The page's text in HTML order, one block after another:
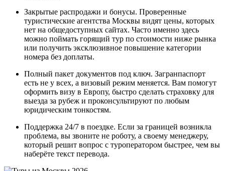
Закрытые распродажи и бонусы. Проверенные
туристические агентства Москвы видят цены, которых
нет на общедоступных сайтах. Часто именно здесь
можно поймать горящий тур по стоимости ниже рынка
или получить эксклюзивное повышение категории
номера без доплаты.
Полный пакет документов под ключ. Загранпаспорт
есть не у всех, а визовый режим меняется. Вам помогут
оформить визу в Европу, быстро сделать страховку для
выезда за рубеж и проконсультируют по любым
юридическим тонкостям.
Поддержка 24/7 в поездке. Если за границей возникла
проблема, вы звоните не роботу, а своему менеджеру,
который решит вопрос с туроператором быстрее, чем вы
наберёте текст перевода.